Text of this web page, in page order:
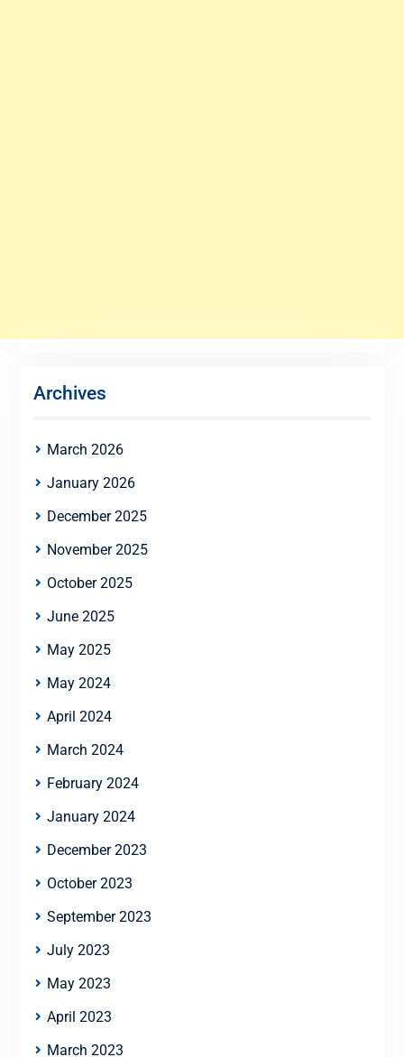
Archives
March 2026
January 2026
December 2025
November 2025
October 2025
June 2025
May 2025
May 2024
April 2024
March 2024
February 2024
January 2024
December 2023
October 2023
September 2023
July 2023
May 2023
April 2023
March 2023